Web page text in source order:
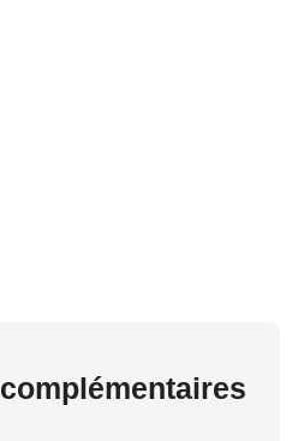
complémentaires